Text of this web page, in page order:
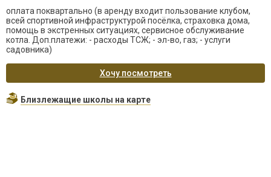
оплата поквартально (в аренду входит пользование клубом,
всей спортивной инфраструктурой посёлка, страховка дома,
помощь в экстренных ситуациях, сервисное обслуживание
котла. Доп.платежи: - расходы ТСЖ; - эл-во, газ; - услуги
садовника)
Хочу посмотреть
Близлежащие школы на карте